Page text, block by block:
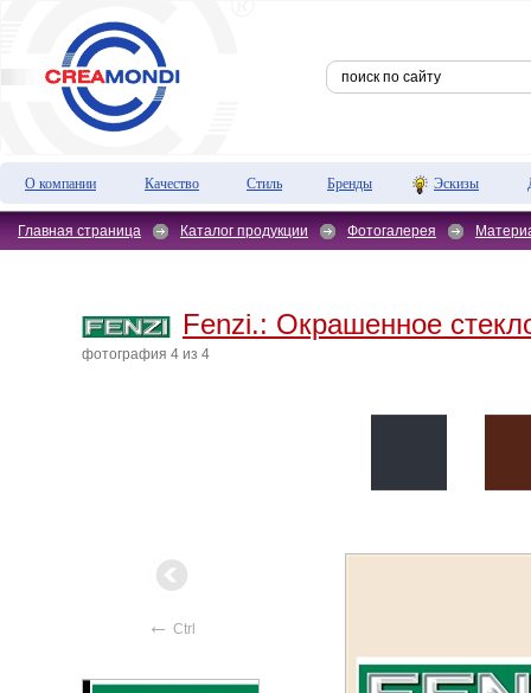
О компании Качество Стиль Бренды Эскизы
Главная страница Каталог продукции Фотогалерея
Fenzi.: Окрашенное
фотография 4 из 4
← Ctrl